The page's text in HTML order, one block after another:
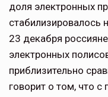
доля электронных
стабилизировалось
23 декабря
электронных
приблизительно
говорит о том, что с